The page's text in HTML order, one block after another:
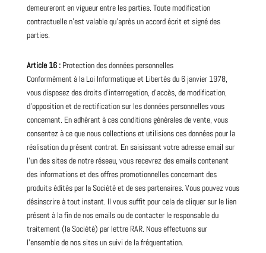
demeureront en vigueur entre les parties. Toute modification
contractuelle n’est valable qu’après un accord écrit et signé des
parties.
Article 16 :Protection des données personnelles
Conformément à la Loi Informatique et Libertés du 6 janvier 1978,
vous disposez des droits d’interrogation, d’accès, de modification,
d’opposition et de rectification sur les données personnelles vous
concernant. En adhérant à ces conditions générales de vente, vous
consentez à ce que nous collections et utilisions ces données pour la
réalisation du présent contrat. En saisissant votre adresse email sur
l’un des sites de notre réseau, vous recevrez des emails contenant
des informations et des offres promotionnelles concernant des
produits édités par la Société et de ses partenaires. Vous pouvez vous
désinscrire à tout instant. Il vous suffit pour cela de cliquer sur le lien
présent à la fin de nos emails ou de contacter le responsable du
traitement (la Société) par lettre RAR. Nous effectuons sur
l’ensemble de nos sites un suivi de la fréquentation.